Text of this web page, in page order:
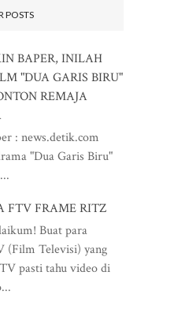
POSTS
BAPER, INILAH
"DUA GARIS BIRU"
REMAJA
: news.detik.com
"Dua Garis Biru"
FTV FRAME RITZ
Buat para
(Film Televisi) yang
pasti tahu video di